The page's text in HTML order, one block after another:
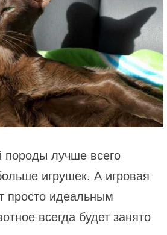
породы лучше всего
игрушек. А игровая
просто идеальным
всегда будет занято